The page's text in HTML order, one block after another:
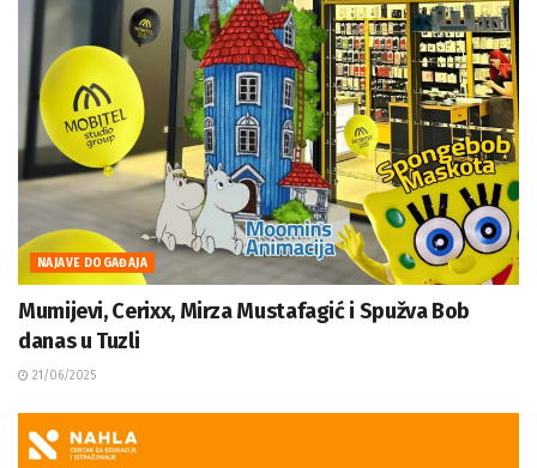
NAJAVE DOGAĐAJA
Mumijevi, Cerixx, Mirza Mustafagić i Spužva Bob
danas u Tuzli
21/06/2025